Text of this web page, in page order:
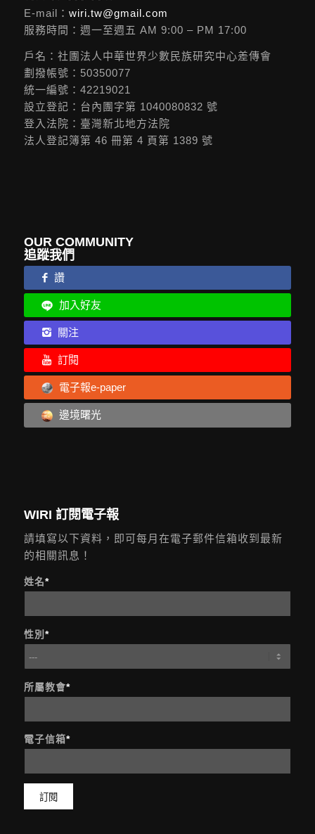
E-mail： wiri.tw@gmail.com
服務時間：週一至週五 AM 9:00 – PM 17:00
戶名：社團法人中華世界少數民族研究中心差傳會
劃撥帳號：50350077
統一編號：42219021
設立登記：台內團字第 1040080832 號
登入法院：臺灣新北地方法院
法人登記簿第 46 冊第 4 頁第 1389 號
OUR COMMUNITY
追蹤我們
讚
加入好友
關注
訂閱
電子報e-paper
邊境曙光
WIRI 訂閱電子報
請填寫以下資料，即可每月在電子郵件信箱收到最新
的相關訊息！
姓名*
性別 *
所屬教會*
電子信箱*